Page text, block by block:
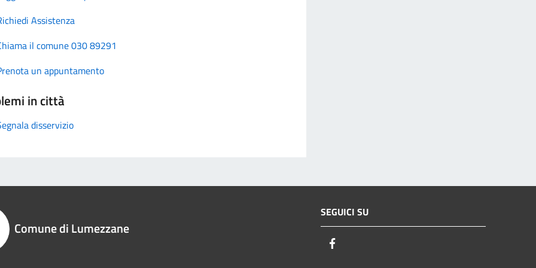
Assistenza
il comune 030 89291
un appuntamento
in città
disservizio
Comune di Lumezzane
SEGUICI SU